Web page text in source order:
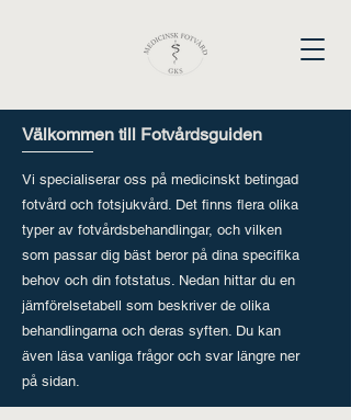
Välkommen till Fotvårdsguiden
Vi specialiserar oss på medicinskt betingad
fotvård och fotsjukvård. Det finns flera olika
typer av fotvårdsbehandlingar, och vilken
som passar dig bäst beror på dina specifika
behov och din fotstatus. Nedan hittar du en
jämförelsetabell som beskriver de olika
behandlingarna och deras syften. Du kan
även läsa vanliga frågor och svar längre ner
på sidan.